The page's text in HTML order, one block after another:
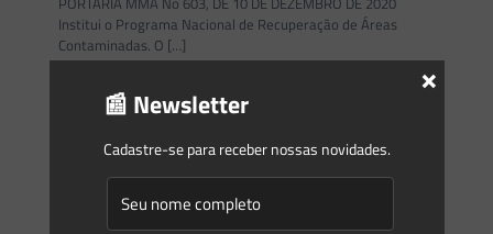
Institui o Programa Nacional de Recuperação de Áreas
Contaminadas. O […]
Saes Advogadoson
21/12/2020
Novidades | Âmbito Estadual: Nacional
📰 Newsletter
Cadastre-se para receber nossas novidades.
×